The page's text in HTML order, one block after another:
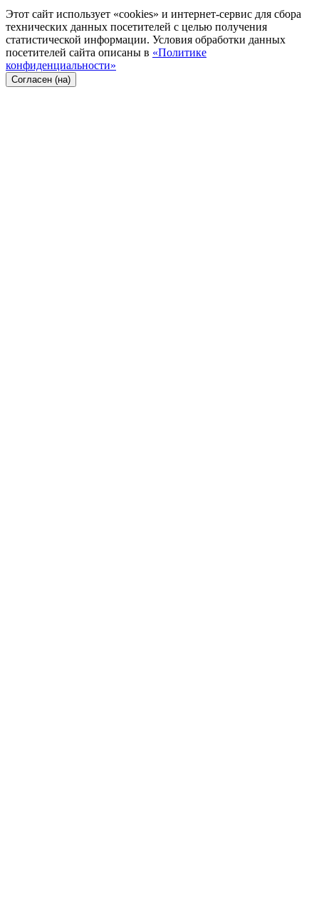
Этот сайт использует «cookies» и интернет-сервис для сбора
технических данных посетителей с целью получения
статистической информации. Условия обработки данных
посетителей сайта описаны в «Политике
конфиденциальности»
Согласен (на)